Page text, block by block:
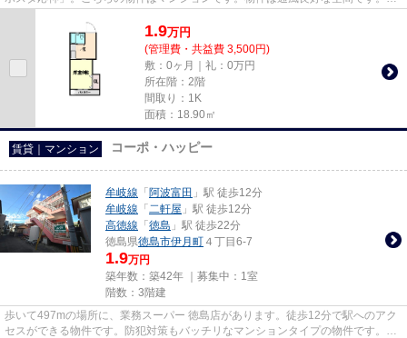
1.9万円
(管理費・共益費 3,500円)
敷：0ヶ月｜礼：0万円
所在階：2階
間取り：1K
面積：18.90㎡
賃貸｜マンション コーポ・ハッピー
牟岐線 「 阿波富田 」駅 徒歩12分
牟岐線 「 二軒屋 」駅 徒歩12分
高徳線 「 徳島 」駅 徒歩22分
徳島県徳島市伊月町 ４丁目6-7
1.9万円
築年数：築42年 ｜募集中： 1室
階数：3階建
歩いて497mの場所に、業務スーパー 徳島店があります。徒歩12分で駅へのアク
セスができる物件です。防犯対策もバッチリなマンションタイプの物件です。駅